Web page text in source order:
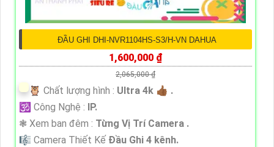
ĐẦU GHI DHI-NVR1104HS-S3/H-VN DAHUA
1,600,000 ₫
2,065,000 ₫
🦉 Chất lượng hình : Ultra 4k 👍🏾 .
🕉️ Công Nghệ : IP.
❃ Xem ban đêm : Từng Vị Trí Camera .
🎼️ Camera Thiết Kế Đầu Ghi 4 kênh.